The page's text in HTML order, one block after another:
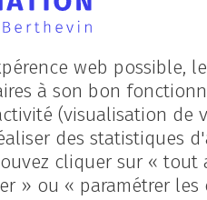
web possible, le
à son bon
(visualisation de
des statistiques
cliquer sur « tout
» ou « paramétrer les